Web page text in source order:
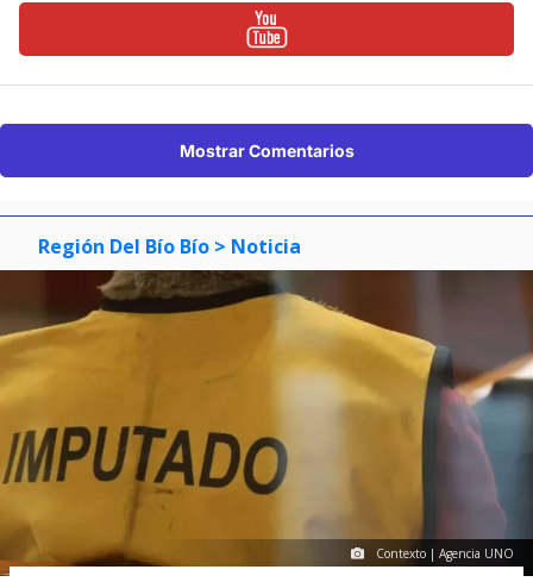
Mostrar Comentarios
Región Del Bío Bío > Noticia
Contexto | Agencia UNO